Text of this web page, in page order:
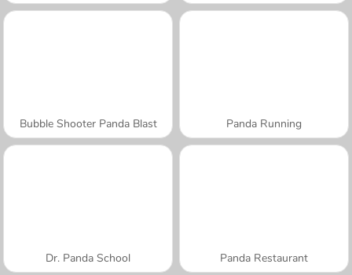
Bubble Shooter Panda Blast Panda Running
Dr. Panda School Panda Restaurant